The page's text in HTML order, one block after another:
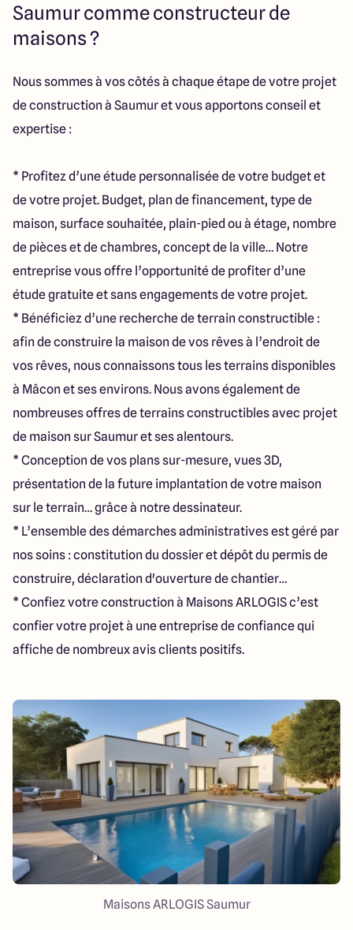
Saumur comme constructeur de
maisons ?
Nous sommes à vos côtés à chaque étape de votre projet
de construction à Saumur et vous apportons conseil et
expertise :
* Profitez d’une étude personnalisée de votre budget et
de votre projet. Budget, plan de financement, type de
maison, surface souhaitée, plain-pied ou à étage, nombre
de pièces et de chambres, concept de la ville… Notre
entreprise vous offre l’opportunité de profiter d’une
étude gratuite et sans engagements de votre projet.
* Bénéficiez d’une recherche de terrain constructible :
afin de construire la maison de vos rêves à l’endroit de
vos rêves, nous connaissons tous les terrains disponibles
à Mâcon et ses environs. Nous avons également de
nombreuses offres de terrains constructibles avec projet
de maison sur Saumur et ses alentours.
* Conception de vos plans sur-mesure, vues 3D,
présentation de la future implantation de votre maison
sur le terrain… grâce à notre dessinateur.
* L’ensemble des démarches administratives est géré par
nos soins : constitution du dossier et dépôt du permis de
construire, déclaration d'ouverture de chantier…
* Confiez votre construction à Maisons ARLOGIS c’est
confier votre projet à une entreprise de confiance qui
affiche de nombreux avis clients positifs.
Maisons ARLOGIS Saumur